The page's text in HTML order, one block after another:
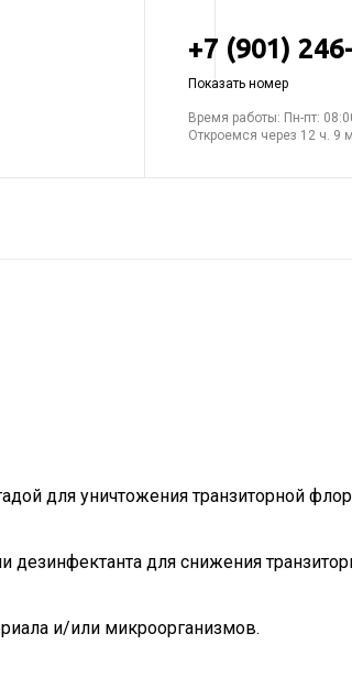
+7 (901)
Показать номер
Время работы: Пн-пт:
Откроемся через 12 ч. 9
для уничтожения транзиторной
дезинфектанта для снижения
и/или микроорганизмов.